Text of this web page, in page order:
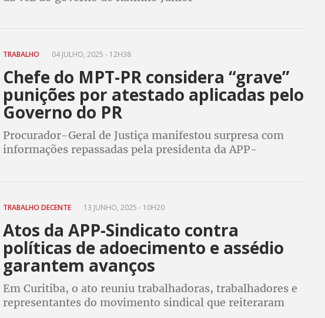
TRABALHO 04 JULHO, 2025 - 12H38
Chefe do MPT-PR considera “grave”
punições por atestado aplicadas pelo
Governo do PR
Procurador-Geral de Justiça manifestou surpresa com
informações repassadas pela presidenta da APP-
TRABALHO DECENTE 13 JUNHO, 2025 - 10H20
Atos da APP-Sindicato contra
políticas de adoecimento e assédio
garantem avanços
Em Curitiba, o ato reuniu trabalhadoras, trabalhadores e
representantes do movimento sindical que reiteraram